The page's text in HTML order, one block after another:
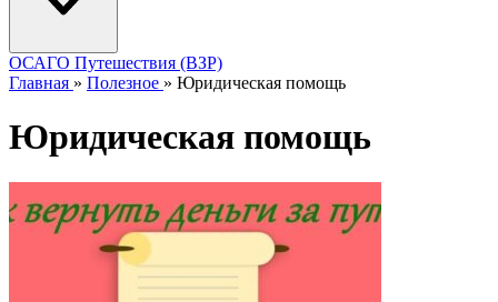
ОСАГО Путешествия (ВЗР)
Главная » Полезное » Юридическая помощь
Юридическая помощь